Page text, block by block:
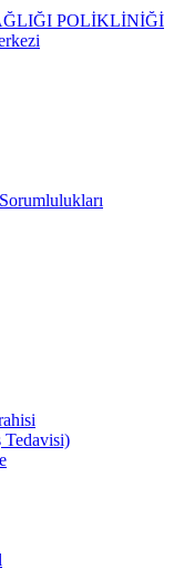
POLİKLİNİĞİ
Tedavisi)